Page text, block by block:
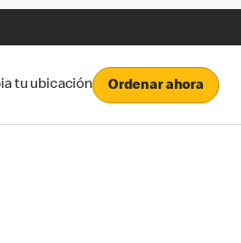
tu ubicación Ordenar ahora